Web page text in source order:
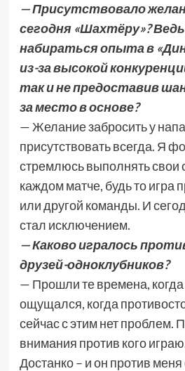
— Присутствовало
сегодня «Шахтёру»?
набираться опыта в
из-за высокой
так и не предоставив
за место в основе?
— Желание забросить у
присутствовать всегда. Я
стремлюсь выполнять свои
каждом матче, будь то игра
или другой команды. И
стал исключением.
— Каково игралось
друзей-одноклубников?
— Прошли те времена,
ощущался, когда
сейчас с этим нет проблем.
внимания против кого
Достанко – и он против